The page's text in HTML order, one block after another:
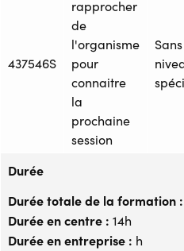
437546S
rapprocher
de
l'organisme
pour
connaitre
la
prochaine
session
Sans
Durée
Durée totale de la formation :
Durée en centre : 14h
Durée en entreprise : h